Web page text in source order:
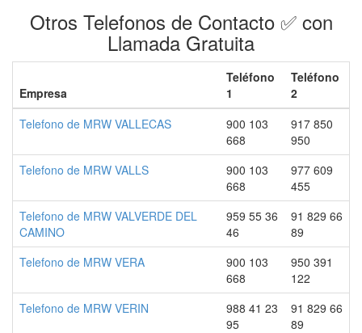
Otros Telefonos de Contacto ✅ con
Llamada Gratuita
Empresa
Teléfono
1
Teléfono
2
Telefono de MRW VALLECAS
900 103
668
917 850
950
Telefono de MRW VALLS
900 103
668
977 609
455
Telefono de MRW VALVERDE DEL
CAMINO
959 55 36
46
91 829 66
89
Telefono de MRW VERA
900 103
668
950 391
122
Telefono de MRW VERIN
988 41 23
95
91 829 66
89